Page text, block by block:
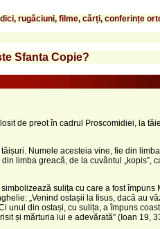
rugăciuni, filme, cărți, conferințe
Sfanta Copie?
de preot în cadrul Proscomidiei, la
Numele acesteia vine, fie din
limba greacă, de la cuvântul „kopis”,
sulița cu care a fost împuns
„Venind ostașii la Iisus, dacă au
unul din ostași, cu sulița, a împuns
și mărturia lui e adevărată” (Ioan 19,